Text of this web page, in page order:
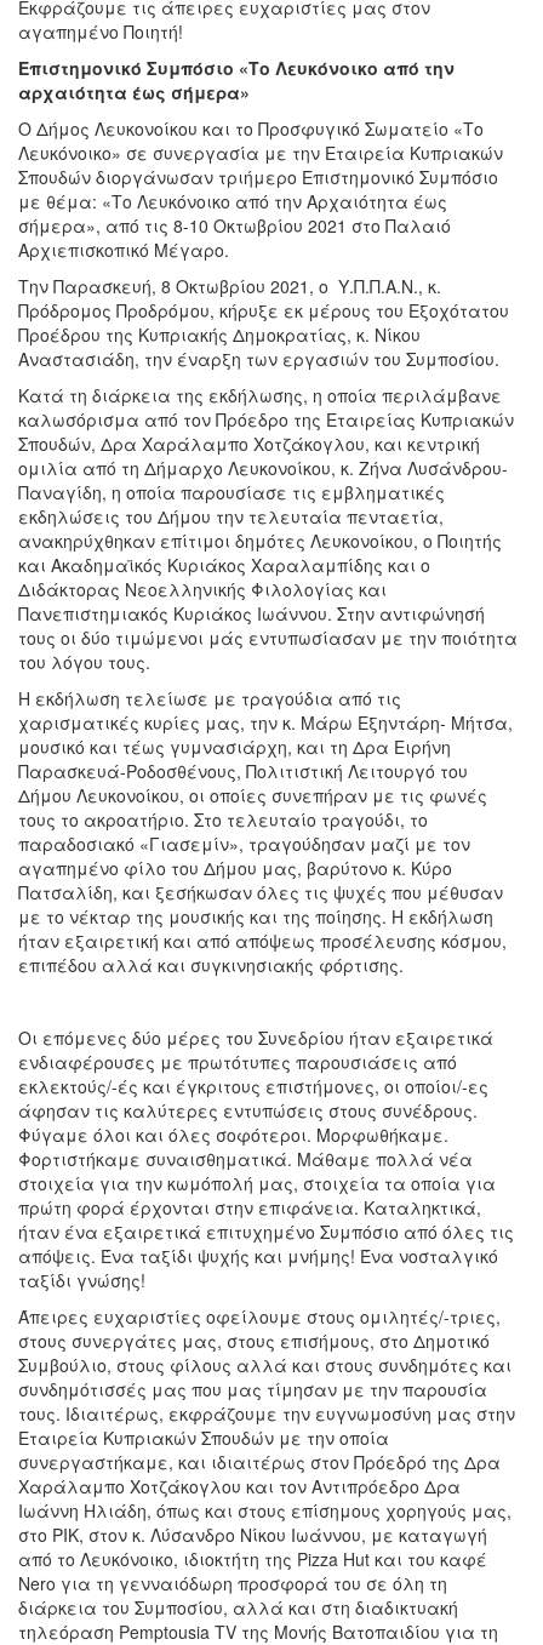
Εκφράζουμε τις άπειρες ευχαριστίες μας στον
αγαπημένο Ποιητή!
Επιστημονικό Συμπόσιο «Το Λευκόνοικο από την
αρχαιότητα έως σήμερα»
Ο Δήμος Λευκονοίκου και το Προσφυγικό Σωματείο «Το
Λευκόνοικο» σε συνεργασία με την Εταιρεία Κυπριακών
Σπουδών διοργάνωσαν τριήμερο Επιστημονικό Συμπόσιο
με θέμα: «Το Λευκόνοικο από την Αρχαιότητα έως
σήμερα», από τις 8-10 Οκτωβρίου 2021 στο Παλαιό
Αρχιεπισκοπικό Μέγαρο.
Την Παρασκευή, 8 Οκτωβρίου 2021, ο Υ.Π.Π.Α.Ν., κ.
Πρόδρομος Προδρόμου, κήρυξε εκ μέρους του Εξοχότατου
Προέδρου της Κυπριακής Δημοκρατίας, κ. Νίκου
Αναστασιάδη, την έναρξη των εργασιών του Συμποσίου.
Κατά τη διάρκεια της εκδήλωσης, η οποία περιλάμβανε
καλωσόρισμα από τον Πρόεδρο της Εταιρείας Κυπριακών
Σπουδών, Δρα Χαράλαμπο Χοτζάκογλου, και κεντρική
ομιλία από τη Δήμαρχο Λευκονοίκου, κ. Ζήνα Λυσάνδρου-
Παναγίδη, η οποία παρουσίασε τις εμβληματικές
εκδηλώσεις του Δήμου την τελευταία πενταετία,
ανακηρύχθηκαν επίτιμοι δημότες Λευκονοίκου, ο Ποιητής
και Ακαδημαϊκός Κυριάκος Χαραλαμπίδης και ο
Διδάκτορας Νεοελληνικής Φιλολογίας και
Πανεπιστημιακός Κυριάκος Ιωάννου. Στην αντιφώνησή
τους οι δύο τιμώμενοι μάς εντυπωσίασαν με την ποιότητα
του λόγου τους.
Η εκδήλωση τελείωσε με τραγούδια από τις
χαρισματικές κυρίες μας, την κ. Μάρω Εξηντάρη- Μήτσα,
μουσικό και τέως γυμνασιάρχη, και τη Δρα Ειρήνη
Παρασκευά-Ροδοσθένους, Πολιτιστική Λειτουργό του
Δήμου Λευκονοίκου, οι οποίες συνεπήραν με τις φωνές
τους το ακροατήριο. Στο τελευταίο τραγούδι, το
παραδοσιακό «Γιασεμίν», τραγούδησαν μαζί με τον
αγαπημένο φίλο του Δήμου μας, βαρύτονο κ. Κύρο
Πατσαλίδη, και ξεσήκωσαν όλες τις ψυχές που μέθυσαν
με το νέκταρ της μουσικής και της ποίησης. Η εκδήλωση
ήταν εξαιρετική και από απόψεως προσέλευσης κόσμου,
επιπέδου αλλά και συγκινησιακής φόρτισης.
Οι επόμενες δύο μέρες του Συνεδρίου ήταν εξαιρετικά
ενδιαφέρουσες με πρωτότυπες παρουσιάσεις από
εκλεκτούς/-ές και έγκριτους επιστήμονες, οι οποίοι/-ες
άφησαν τις καλύτερες εντυπώσεις στους συνέδρους.
Φύγαμε όλοι και όλες σοφότεροι. Μορφωθήκαμε.
Φορτιστήκαμε συναισθηματικά. Μάθαμε πολλά νέα
στοιχεία για την κωμόπολή μας, στοιχεία τα οποία για
πρώτη φορά έρχονται στην επιφάνεια. Καταληκτικά,
ήταν ένα εξαιρετικά επιτυχημένο Συμπόσιο από όλες τις
απόψεις. Ένα ταξίδι ψυχής και μνήμης! Ένα νοσταλγικό
ταξίδι γνώσης!
Άπειρες ευχαριστίες οφείλουμε στους ομιλητές/-τριες,
στους συνεργάτες μας, στους επισήμους, στο Δημοτικό
Συμβούλιο, στους φίλους αλλά και στους συνδημότες και
συνδημότισσές μας που μας τίμησαν με την παρουσία
τους. Ιδιαιτέρως, εκφράζουμε την ευγνωμοσύνη μας στην
Εταιρεία Κυπριακών Σπουδών με την οποία
συνεργαστήκαμε, και ιδιαιτέρως στον Πρόεδρό της Δρα
Χαράλαμπο Χοτζάκογλου και τον Αντιπρόεδρο Δρα
Ιωάννη Ηλιάδη, όπως και στους επίσημους χορηγούς μας,
στο ΡΙΚ, στον κ. Λύσανδρο Νίκου Ιωάννου, με καταγωγή
από το Λευκόνοικο, ιδιοκτήτη της Pizza Hut και του καφέ
Nero για τη γενναιόδωρη προσφορά του σε όλη τη
διάρκεια του Συμποσίου, αλλά και στη διαδικτυακή
τηλεόραση Pemptousia TV της Μονής Βατοπαιδίου για τη